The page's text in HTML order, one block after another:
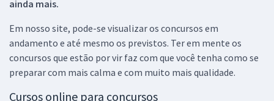
ainda mais.
Em nosso site, pode-se visualizar os concursos em
andamento e até mesmo os previstos. Ter em mente os
concursos que estão por vir faz com que você tenha como se
preparar com mais calma e com muito mais qualidade.
Cursos online para concursos